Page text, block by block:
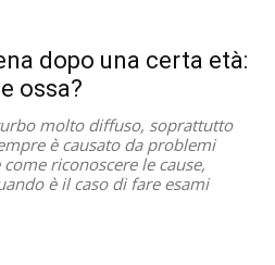
dopo una certa età:
ossa?
molto diffuso, soprattutto
è causato da problemi
riconoscere le cause,
è il caso di fare esami